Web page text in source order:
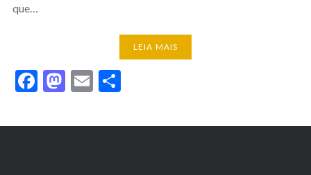
que…
LEIA MAIS
Facebook
Mastodon
EmailShare